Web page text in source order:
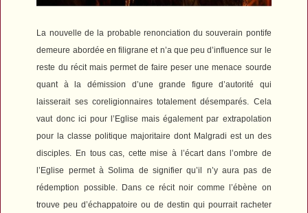
La nouvelle de la probable renonciation du souverain pontife
demeure abordée en filigrane et n’a que peu d’influence sur le
reste du récit mais permet de faire peser une menace sourde
quant à la démission d’une grande figure d’autorité qui
laisserait ses coreligionnaires totalement désemparés. Cela
vaut donc ici pour l’Eglise mais également par extrapolation
pour la classe politique majoritaire dont Malgradi est un des
disciples. En tous cas, cette mise à l’écart dans l’ombre de
l’Eglise permet à Solima de signifier qu’il n’y aura pas de
rédemption possible. Dans ce récit noir comme l’ébène on
trouve peu d’échappatoire ou de destin qui pourrait racheter